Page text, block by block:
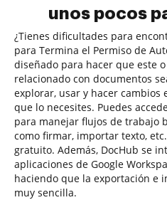
unos pocos
¿Tienes dificultades para
para Termina el Permiso de
diseñado para hacer que este
relacionado con documentos
explorar, usar y hacer cambios
que lo necesites. Puedes
para manejar flujos de trabajo
como firmar, importar texto,
gratuito. Además, DocHub se
aplicaciones de Google
haciendo que la exportación e
muy sencilla.